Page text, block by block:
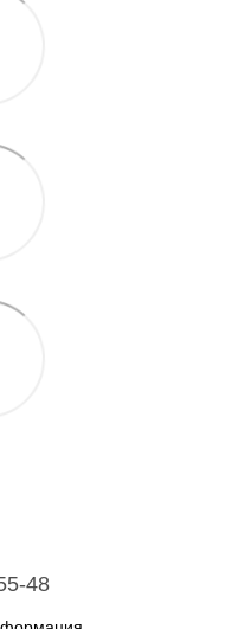
48